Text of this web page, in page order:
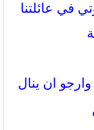
في عائلتنا
ان ينال